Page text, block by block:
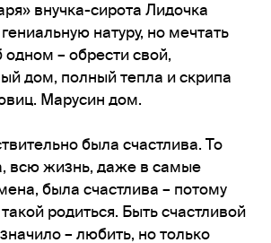
внучка-сирота Лидочка
натуру, но мечтать
одном – обрести свой,
дом, полный тепла и скрипа
Марусин дом.
была счастлива. То
всю жизнь, даже в самые
была счастлива – потому
родиться. Быть счастливой
– любить, но только